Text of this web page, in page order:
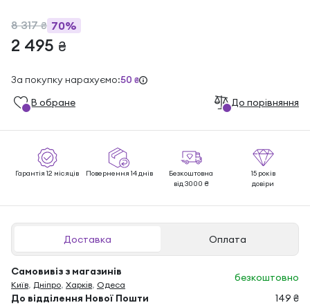
8 317₴ 70%
2 495 ₴
За покупку нарахуємо:50 ₴
В обране До порівняння
Гарантія 12 місяців Повернення 14 днів
Безкоштовна
від 3000 ₴
15 років
довіри
Доставка Оплата
Самовивіз з магазинів
Київ, Дніпро, Харків, Одеса
безкоштовно
До відділення Нової Пошти
149 ₴